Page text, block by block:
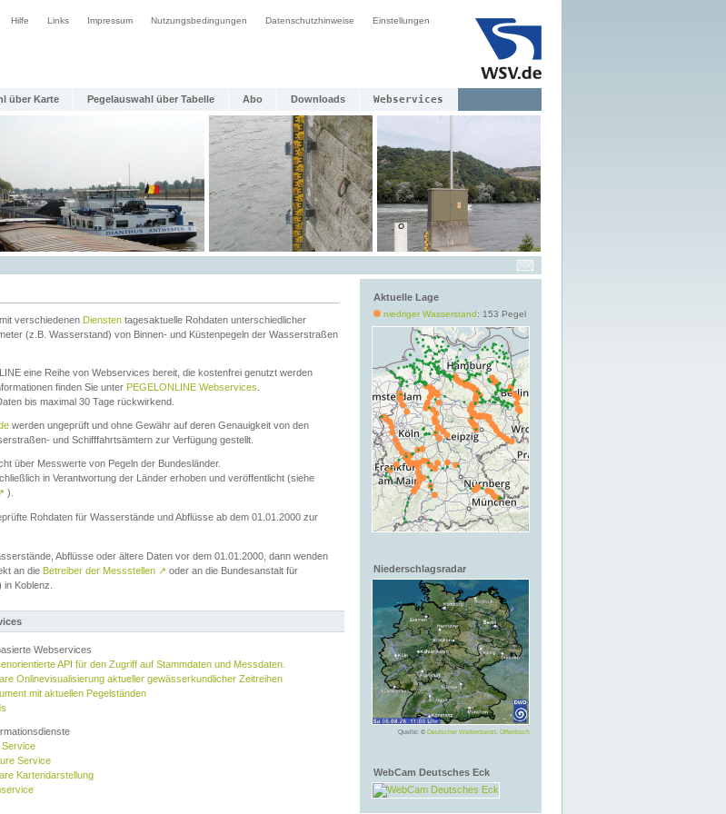
Hilfe Links Impressum Nutzungsbedingungen Datenschutzhinweise Einstellungen
über Karte Pegelauswahl über Tabelle Abo Downloads Webservices
Aktuelle Lage
niedriger Wasserstand: 153 Pegel
Niederschlagsradar
Quelle: © Deutscher Wetterdienst, Offenbach
WebCam Deutsches Eck
verschiedenen Diensten tagesaktuelle Rohdaten unterschiedlicher
(z.B. Wasserstand) von Binnen- und Küstenpegeln der Wasserstraßen
eine Reihe von Webservices bereit, die kostenfrei genutzt werden
finden Sie unter PEGELONLINE Webservices
bis maximal 30 Tage rückwirkend.
werden ungeprüft und ohne Gewähr auf deren Genauigkeit von den
und Schifffahrtsämtern zur Verfügung gestellt.
über Messwerte von Pegeln der Bundesländer.
in Verantwortung der Länder erhoben und veröffentlicht (siehe
).
Rohdaten für Wasserstände und Abflüsse ab dem 01.01.2000 zur
Abflüsse oder ältere Daten vor dem 01.01.2000, dann wenden
an die Betreiber der Messstellen ↗ oder an die Bundesanstalt für
in Koblenz.
Webservices
API für den Zugriff auf Stammdaten und Messdaten.
Onlinevisualisierung aktueller gewässerkundlicher Zeitreihen
mit aktuellen Pegelständen
Service
Service
Kartendarstellung